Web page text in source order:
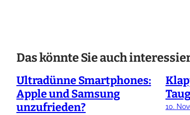
Das könnte Sie auch
Ultradünne Smartphones:
Apple und Samsung
unzufrieden?
10.